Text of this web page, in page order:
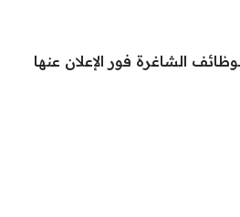
الشاغرة فور الإعلان عنها